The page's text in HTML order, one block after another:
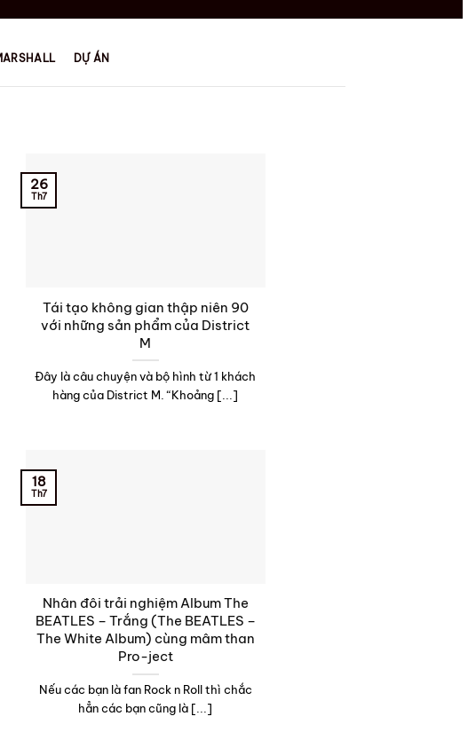
DỰ ÁN
Tái tạo không gian thập niên 90
với những sản phẩm của District
M
Đây là câu chuyện và bộ hình từ 1 khách
hàng của District M. “Khoảng [...]
26
Th7
Nhân đôi trải nghiệm Album The
BEATLES – Trắng (The BEATLES –
The White Album) cùng mâm than
Pro-ject
Nếu các bạn là fan Rock n Roll thì chắc
hẳn các bạn cũng là [...]
18
Th7